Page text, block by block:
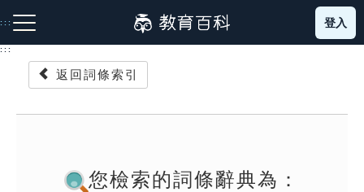
到
主
::: 登入
:::
返回詞條索引
您檢索的詞條辭典為：